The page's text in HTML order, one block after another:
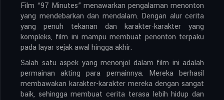
Film “97 Minutes” menawarkan pengalaman menonton
yang mendebarkan dan mendalam. Dengan alur cerita
yang penuh tekanan dan karakter-karakter yang
kompleks, film ini mampu membuat penonton terpaku
pada layar sejak awal hingga akhir.
Salah satu aspek yang menonjol dalam film ini adalah
permainan akting para pemainnya. Mereka berhasil
membawakan karakter-karakter mereka dengan sangat
baik, sehingga membuat cerita terasa lebih hidup dan